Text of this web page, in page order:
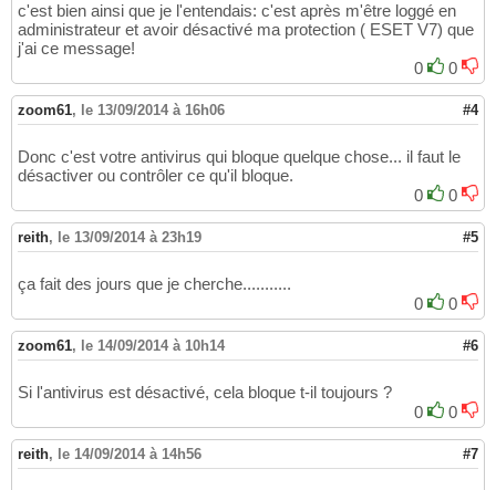
c'est bien ainsi que je l'entendais: c'est après m'être loggé en
administrateur et avoir désactivé ma protection ( ESET V7) que
j'ai ce message!
0
0
zoom61, le 13/09/2014 à 16h06 #4
Donc c'est votre antivirus qui bloque quelque chose... il faut le
désactiver ou contrôler ce qu'il bloque.
0
0
reith, le 13/09/2014 à 23h19 #5
ça fait des jours que je cherche...........
0
0
zoom61, le 14/09/2014 à 10h14 #6
Si l'antivirus est désactivé, cela bloque t-il toujours ?
0
0
reith, le 14/09/2014 à 14h56 #7